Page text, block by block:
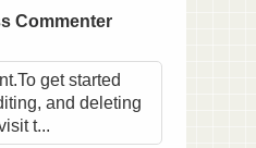
Commenter
get started
and deleting
t...